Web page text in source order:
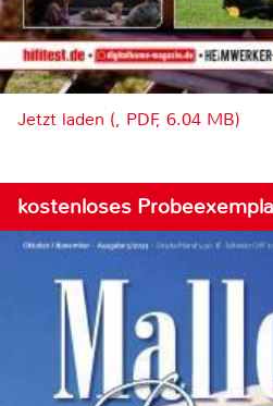
Jetzt laden (, PDF, 6.04 MB)
kostenloses